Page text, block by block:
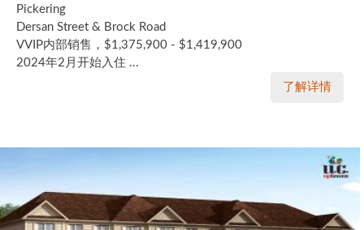
Pickering
Dersan Street & Brock Road
VVIP内部销售，$1,375,900 - $1,419,900
2024年2月开始入住 ...
了解详情